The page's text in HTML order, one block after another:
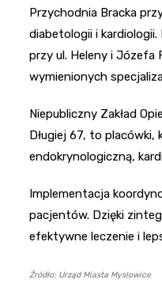
Przychodnia Bracka
diabetologii i
przy ul. Heleny i Józefa
wymienionych
Niepubliczny Zakład
Długiej 67, to
endokrynologiczną,
Implementacja
pacjentów. Dzięki
efektywne leczenie i
Źródło: Urząd Miasta Myslowice